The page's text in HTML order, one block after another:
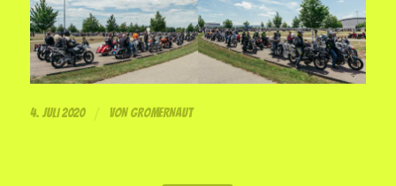
4. JULI 2020 VONGROMERNAUT